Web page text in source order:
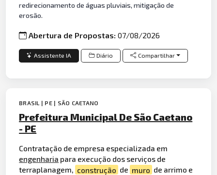
redirecionamento de águas pluviais, mitigação de
erosão.
Abertura de Propostas:07/08/2026
Assistente IA Diário Compartilhar
BRASIL | PE | SÃO CAETANO
Prefeitura Municipal De São Caetano
- PE
Contratação de empresa especializada em
engenharia para execução dos serviços de
terraplanagem, construção de muro de arrimo e